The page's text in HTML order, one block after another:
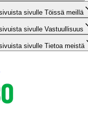
sivulle Töissä meillä
sivulle Vastuullisuus
sivulle Tietoa meistä